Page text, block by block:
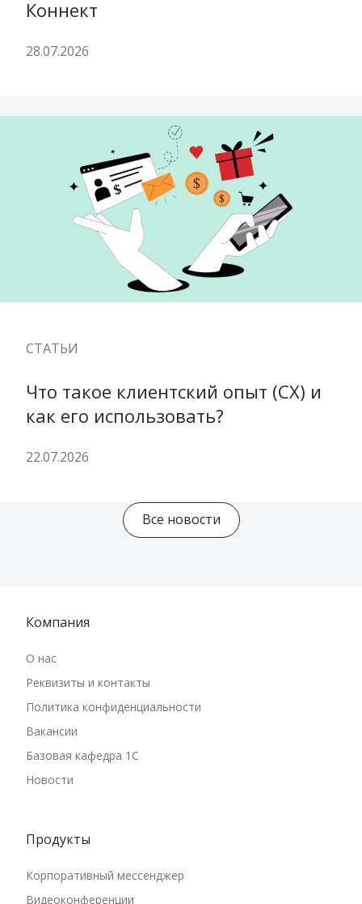
Коннект
28.07.2026
СТАТЬИ
Что такое клиентский опыт (CX) и
как его использовать?
22.07.2026
Все новости
Компания
О нас
Реквизиты и контакты
Политика конфиденциальности
Вакансии
Базовая кафедра 1С
Новости
Продукты
Корпоративный мессенджер
Видеоконференции